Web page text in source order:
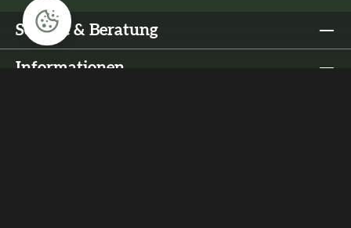
Service & Beratung
Informationen